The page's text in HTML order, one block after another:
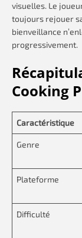
visuelles. Le
toujours rejouer
bienveillance
progressivement.
Cooking
Caractéristique
Genre
Plateforme
Difficulté